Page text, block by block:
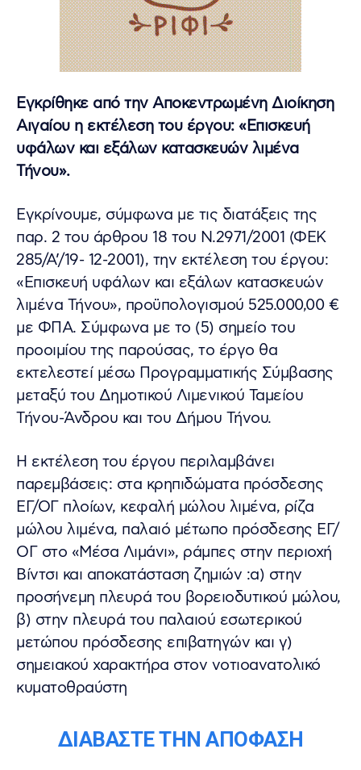
Εγκρίθηκε από την Αποκεντρωμένη Διοίκηση
Αιγαίου η εκτέλεση του έργου: «Επισκευή
υφάλων και εξάλων κατασκευών λιμένα
Τήνου».
Εγκρίνουμε, σύμφωνα με τις διατάξεις της
παρ. 2 του άρθρου 18 του Ν.2971/2001 (ΦΕΚ
285/Α’/19- 12-2001), την εκτέλεση του έργου:
«Επισκευή υφάλων και εξάλων κατασκευών
λιμένα Τήνου», προϋπολογισμού 525.000,00 €
με ΦΠΑ. Σύμφωνα με το (5) σημείο του
προοιμίου της παρούσας, το έργο θα
εκτελεστεί μέσω Προγραμματικής Σύμβασης
μεταξύ του Δημοτικού Λιμενικού Ταμείου
Τήνου-Άνδρου και του Δήμου Τήνου.
Η εκτέλεση του έργου περιλαμβάνει
παρεμβάσεις: στα κρηπιδώματα πρόσδεσης
ΕΓ/ΟΓ πλοίων, κεφαλή μώλου λιμένα, ρίζα
μώλου λιμένα, παλαιό μέτωπο πρόσδεσης ΕΓ/
ΟΓ στο «Μέσα Λιμάνι», ράμπες στην περιοχή
Βίντσι και αποκατάσταση ζημιών :α) στην
προσήνεμη πλευρά του βορειοδυτικού μώλου,
β) στην πλευρά του παλαιού εσωτερικού
μετώπου πρόσδεσης επιβατηγών και γ)
σημειακού χαρακτήρα στον νοτιοανατολικό
κυματοθραύστη
ΔΙΑΒΑΣΤΕ ΤΗΝ ΑΠΟΦΑΣΗ